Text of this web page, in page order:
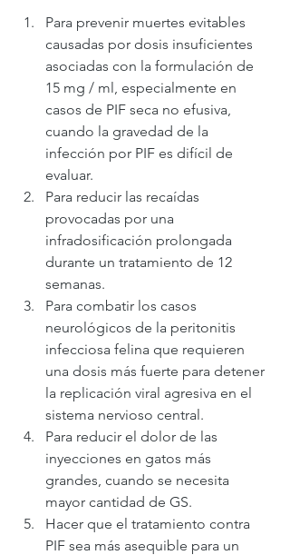
Para prevenir muertes evitables
causadas por dosis insuficientes
asociadas con la formulación de
15 mg / ml, especialmente en
casos de PIF seca no efusiva,
cuando la gravedad de la
infección por PIF es difícil de
evaluar.
Para reducir las recaídas
provocadas por una
infradosificación prolongada
durante un tratamiento de 12
semanas.
Para combatir los casos
neurológicos de la peritonitis
infecciosa felina que requieren
una dosis más fuerte para detener
la replicación viral agresiva en el
sistema nervioso central.
Para reducir el dolor de las
inyecciones en gatos más
grandes, cuando se necesita
mayor cantidad de GS.
Hacer que el tratamiento contra
PIF sea más asequible para un